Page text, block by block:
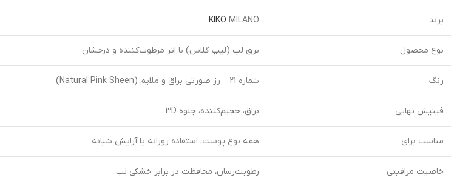
برند KIKO MILANO
نوع محصول برق لب (لیپ گلاس) با اثر مرطوب‌کننده و درخشان
رنگ شماره 21 – رز صورتی براق و ملایم (Natural Pink Sheen)
فینیش نهایی براق، حجیم‌کننده، جلوه 3D
مناسب برای همه نوع پوست، استفاده روزانه یا آرایش شبانه
خاصیت مراقبتی رطوبت‌رسان، محافظت در برابر خشکی لب